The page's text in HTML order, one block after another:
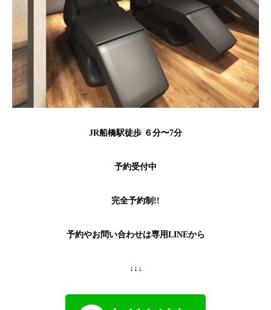
JR船橋駅徒歩 ６分〜7分
予約受付中
完全予約制!!
予約やお問い合わせは専用LINEから
↓↓↓